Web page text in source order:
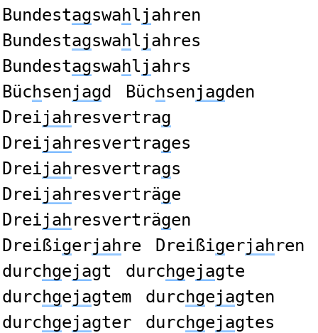
Bundestagswahljahren
Bundestagswahljahres
Bundestagswahljahrs
Büchsenjagd Büchsenjagden
Dreijahresvertrag
Dreijahresvertrages
Dreijahresvertrags
Dreijahresverträge
Dreijahresverträgen
Dreißigerjahre Dreißigerjahren
durchgejagt durchgejagte
durchgejagtem durchgejagten
durchgejagter durchgejagtes